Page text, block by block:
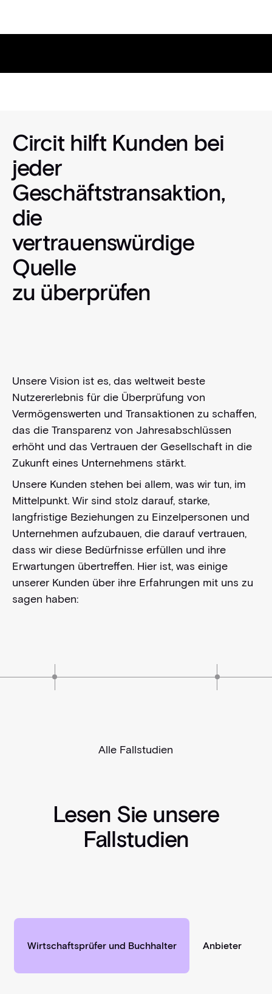
Circit hilft Kunden bei
jeder
Geschäftstransaktion,
die
vertrauenswürdige
Quelle
zu überprüfen
Unsere Vision ist es, das weltweit beste
Nutzererlebnis für die Überprüfung von
Vermögenswerten und Transaktionen zu schaffen,
das die Transparenz von Jahresabschlüssen
erhöht und das Vertrauen der Gesellschaft in die
Zukunft eines Unternehmens stärkt.
Unsere Kunden stehen bei allem, was wir tun, im
Mittelpunkt. Wir sind stolz darauf, starke,
langfristige Beziehungen zu Einzelpersonen und
Unternehmen aufzubauen, die darauf vertrauen,
dass wir diese Bedürfnisse erfüllen und ihre
Erwartungen übertreffen. Hier ist, was einige
unserer Kunden über ihre Erfahrungen mit uns zu
sagen haben:
Alle Fallstudien
Lesen Sie unsere
Fallstudien
Wirtschaftsprüfer und Buchhalter Anbieter